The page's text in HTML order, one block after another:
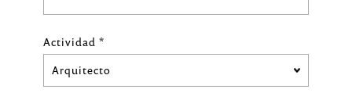
Actividad *